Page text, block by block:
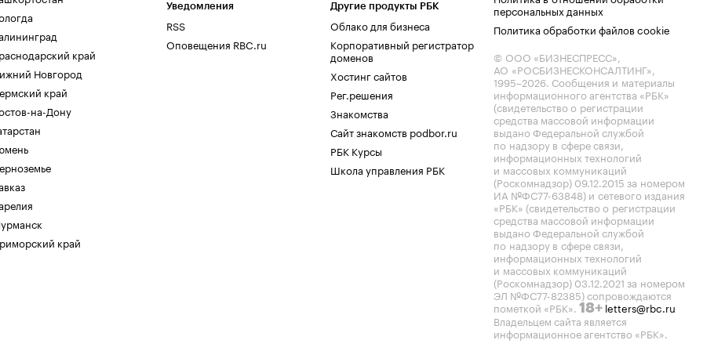
край
Новгород
край
на-Дону
край
Уведомления
RSS
Оповещения RBC.ru
Другие продукты РБК
Облако для бизнеса
Корпоративный регистратор
доменов
Хостинг сайтов
Рег.решения
Знакомства
Сайт знакомств podbor.ru
РБК Курсы
Школа управления РБК
персональных данных
Политика обработки файлов cookie
© ООО «БИЗНЕСПРЕСС»,
АО «РОСБИЗНЕСКОНСАЛТИНГ»,
1995–2026. Сообщения и материалы
информационного агентства «РБК»
(свидетельство о регистрации
средства массовой информации
выдано Федеральной службой
по надзору в сфере связи,
информационных технологий
и массовых коммуникаций
(Роскомнадзор) 09.12.2015 за номером
ИА №ФС77-63848) и сетевого издания
«РБК» (свидетельство о регистрации
средства массовой информации
выдано Федеральной службой
по надзору в сфере связи,
информационных технологий
и массовых коммуникаций
(Роскомнадзор) 03.12.2021 за номером
ЭЛ №ФС77-82385) сопровождаются
пометкой «РБК». 18+ letters@rbc.ru
Владельцем сайта является
информационное агентство «РБК».